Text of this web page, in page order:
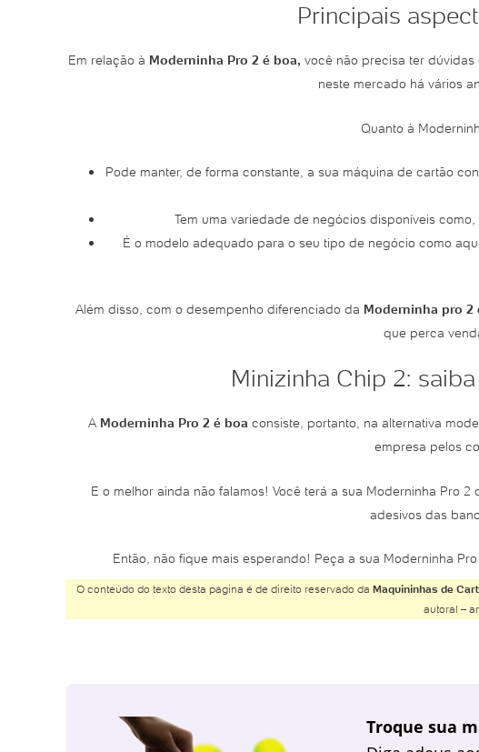
Principais
Em relação à Moderninha Pro 2 é boa, você não precisa ter
neste mercado há vários
Quanto à
Pode manter, de forma constante, a sua máquina de cartão
Tem uma variedade de negócios disponíveis
É o modelo adequado para o seu tipo de negócio como
Além disso, com o desempenho diferenciado da Moderninha pro 2
que perca
Minizinha Chip 2:
A Moderninha Pro 2 é boa consiste, portanto, na alternativa
empresa pelos
E o melhor ainda não falamos! Você terá a sua Moderninha Pro
adesivos das
Então, não fique mais esperando! Peça a sua Moderninha
O conteúdo do texto desta página é de direito reservado da Maquininhas de
autoral –
Troque sua